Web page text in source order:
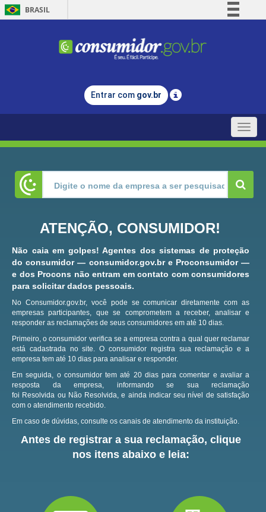
BRASIL
Comunica BR
Legislação
Entrar com gov.br
Toggle
ATENÇÃO, CONSUMIDOR!
Não caia em golpes! Agentes dos sistemas de proteção
do consumidor — consumidor.gov.br e Proconsumidor —
e dos Procons não entram em contato com consumidores
para solicitar dados pessoais.
No Consumidor.gov.br, você pode se comunicar diretamente com as
empresas participantes, que se comprometem a receber, analisar e
responder as reclamações de seus consumidores em até 10 dias.
Primeiro, o consumidor verifica se a empresa contra a qual quer reclamar
está cadastrada no site.O consumidor registra sua reclamação e a
empresa tem até 10 dias para analisar e responder.
Em seguida, o consumidor tem até 20 dias para comentar e avaliar a
resposta da empresa, informando se sua reclamação
foi Resolvida ou Não Resolvida, e ainda indicar seu nível de satisfação
com o atendimento recebido.
Em caso de dúvidas, consulte os canais de atendimento da instituição.
Antes de registrar a sua reclamação, clique
nos itens abaixo e leia: